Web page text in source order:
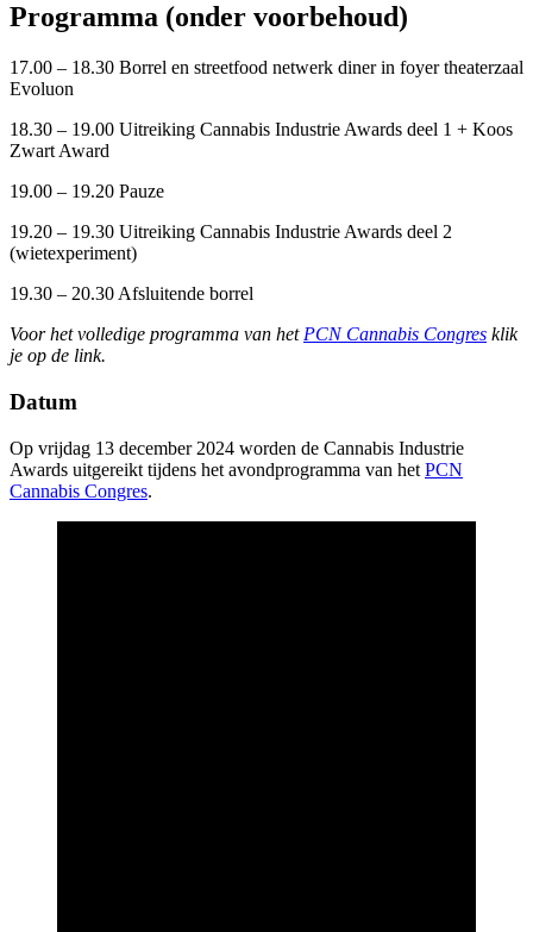
Programma (onder voorbehoud)
17.00 – 18.30 Borrel en streetfood netwerk diner in foyer theaterzaal
Evoluon
18.30 – 19.00 Uitreiking Cannabis Industrie Awards deel 1 + Koos
Zwart Award
19.00 – 19.20 Pauze
19.20 – 19.30 Uitreiking Cannabis Industrie Awards deel 2
(wietexperiment)
19.30 – 20.30 Afsluitende borrel
Voor het volledige programma van het PCN Cannabis Congres klik
je op de link.
Datum
Op vrijdag 13 december 2024 worden de Cannabis Industrie
Awards uitgereikt tijdens het avondprogramma van het PCN
Cannabis Congres.